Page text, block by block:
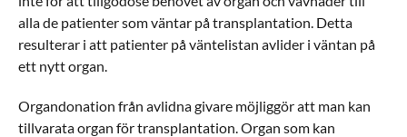
alla de patienter som väntar på transplantation. Detta
resulterar i att patienter på väntelistan avlider i väntan på
ett nytt organ.
Organdonation från avlidna givare möjliggör att man kan
tillvarata organ för transplantation. Organ som kan